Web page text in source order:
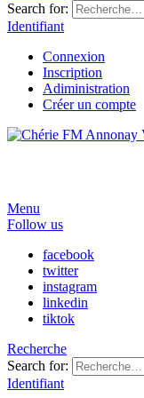
Search for:
Identifiant
Connexion
Inscription
Adiministration
Créer un compte
Menu
Follow us
facebook
twitter
instagram
linkedin
tiktok
Recherche
Search for:
Identifiant